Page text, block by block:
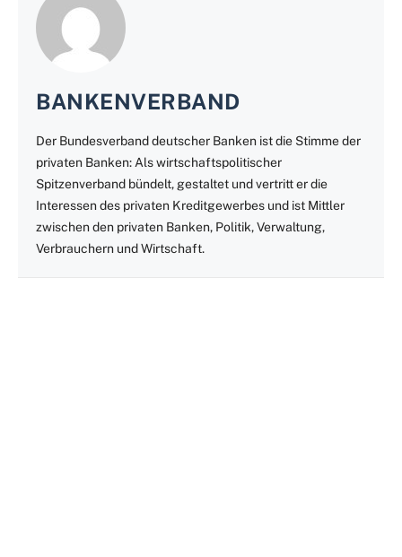
BANKENVERBAND
Der Bundesverband deutscher Banken ist die Stimme der
privaten Banken: Als wirtschaftspolitischer
Spitzenverband bündelt, gestaltet und vertritt er die
Interessen des privaten Kreditgewerbes und ist Mittler
zwischen den privaten Banken, Politik, Verwaltung,
Verbrauchern und Wirtschaft.